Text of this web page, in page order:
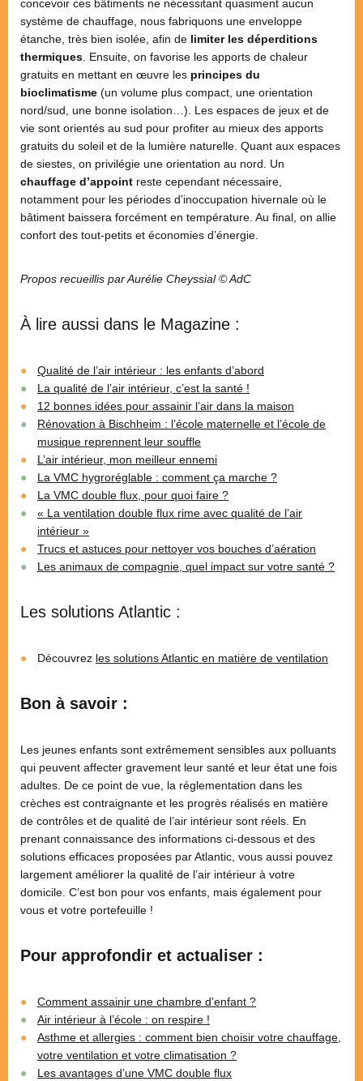
concevoir ces bâtiments ne nécessitant quasiment aucun
système de chauffage, nous fabriquons une enveloppe
étanche, très bien isolée, afin de limiter les déperditions
thermiques. Ensuite, on favorise les apports de chaleur
gratuits en mettant en œuvre les principes du
bioclimatisme (un volume plus compact, une orientation
nord/sud, une bonne isolation…). Les espaces de jeux et de
vie sont orientés au sud pour profiter au mieux des apports
gratuits du soleil et de la lumière naturelle. Quant aux espaces
de siestes, on privilégie une orientation au nord. Un
chauffage d’appoint reste cependant nécessaire,
notamment pour les périodes d’inoccupation hivernale où le
bâtiment baissera forcément en température. Au final, on allie
confort des tout-petits et économies d’énergie.
Propos recueillis par Aurélie Cheyssial © AdC
À lire aussi dans le Magazine :
Qualité de l’air intérieur : les enfants d’abord
La qualité de l’air intérieur, c’est la santé !
12 bonnes idées pour assainir l’air dans la maison
Rénovation à Bischheim : l’école maternelle et l’école de
musique reprennent leur souffle
L’air intérieur, mon meilleur ennemi
La VMC hygroréglable : comment ça marche ?
La VMC double flux, pour quoi faire ?
« La ventilation double flux rime avec qualité de l’air
intérieur »
Trucs et astuces pour nettoyer vos bouches d’aération
Les animaux de compagnie, quel impact sur votre santé ?
Les solutions Atlantic :
Découvrez les solutions Atlantic en matière de ventilation
Bon à savoir :
Les jeunes enfants sont extrêmement sensibles aux polluants
qui peuvent affecter gravement leur santé et leur état une fois
adultes. De ce point de vue, la réglementation dans les
crèches est contraignante et les progrès réalisés en matière
de contrôles et de qualité de l’air intérieur sont réels. En
prenant connaissance des informations ci-dessous et des
solutions efficaces proposées par Atlantic, vous aussi pouvez
largement améliorer la qualité de l’air intérieur à votre
domicile. C’est bon pour vos enfants, mais également pour
vous et votre portefeuille !
Pour approfondir et actualiser :
Comment assainir une chambre d’enfant ?
Air intérieur à l’école : on respire !
Asthme et allergies : comment bien choisir votre chauffage,
votre ventilation et votre climatisation ?
Les avantages d’une VMC double flux